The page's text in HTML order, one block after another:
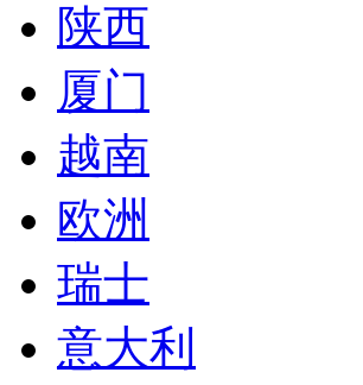
陕西
厦门
越南
欧洲
瑞士
意大利